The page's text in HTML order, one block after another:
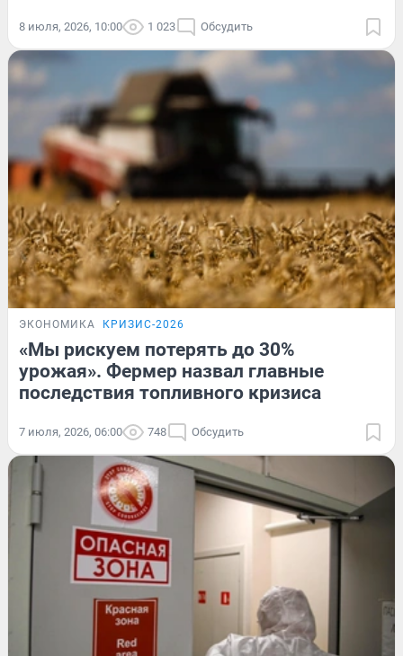
8 июля, 2026, 10:00 1 023 Обсудить
ЭКОНОМИКА КРИЗИС-2026
«Мы рискуем потерять до 30%
урожая». Фермер назвал главные
последствия топливного кризиса
7 июля, 2026, 06:00 748 Обсудить